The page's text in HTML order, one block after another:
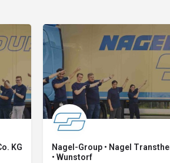
KG
Nagel-Group • Nagel
• Wunstorf